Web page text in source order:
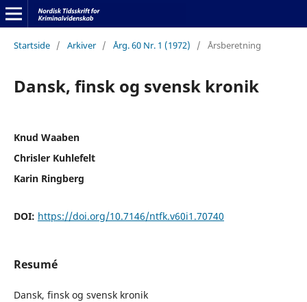
Startside / Arkiver / Årg. 60 Nr. 1 (1972) / Årsberetning
Dansk, finsk og svensk kronik
Knud Waaben
Chrisler Kuhlefelt
Karin Ringberg
DOI: https://doi.org/10.7146/ntfk.v60i1.70740
Resumé
Dansk, finsk og svensk kronik